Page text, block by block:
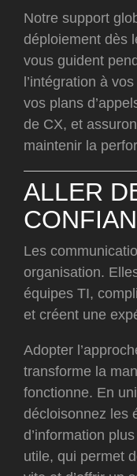
Notre support
déploiement dès
vous guident
l’intégration à
vos plans
de CX, et
maintenir la
ALLER
Les
organisation.
équipes TI,
et créent une
Adopter
transforme la
fonctionne. En
décloisonnez les
d’information
utile, qui permet